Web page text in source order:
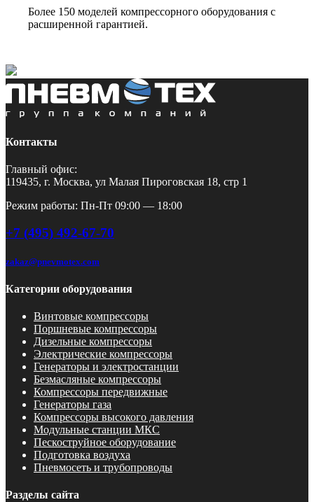
Более 150 моделей компрессорного оборудования с
расширенной гарантией.
Контакты
Главный офис:
119435, г. Москва, ул Малая Пироговская 18, стр 1
Режим работы: Пн-Пт 09:00 — 18:00
+7 (495) 492-67-70
zakaz@pnevmotex.com
Категории оборудования
Винтовые компрессоры
Поршневые компрессоры
Дизельные компрессоры
Электрические компрессоры
Генераторы и электростанции
Безмасляные компрессоры
Компрессоры передвижные
Генераторы газа
Компрессоры высокого давления
Модульные станции МКС
Пескоструйное оборудование
Подготовка воздуха
Пневмосеть и трубопроводы
Разделы сайта